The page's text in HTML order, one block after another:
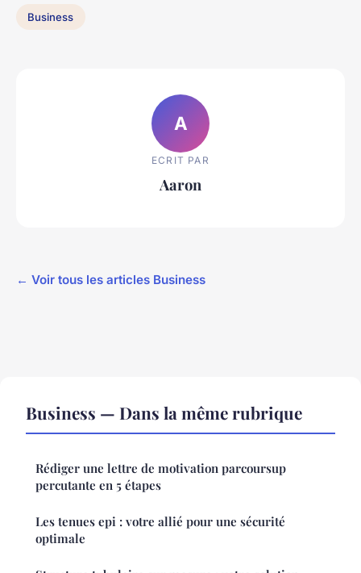
Business
A
ECRIT PAR
Aaron
← Voir tous les articles Business
Business — Dans la même rubrique
Rédiger une lettre de motivation parcoursup
percutante en 5 étapes
Les tenues epi : votre allié pour une sécurité
optimale